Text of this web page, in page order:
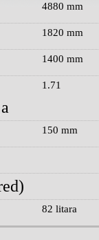
4880 mm
1820 mm
1400 mm
1.71
150 mm
82 litara